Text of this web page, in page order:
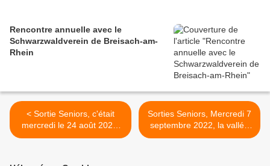
Rencontre annuelle avec le
Schwarzwaldverein de Breisach-am-
Rhein
< Sortie Seniors, c'était
mercredi le 24 août 2022,
Lac Blanc- Gazon du Faing.
Sorties Seniors, Mercredi 7
septembre 2022, la vallée
de Masevaux >